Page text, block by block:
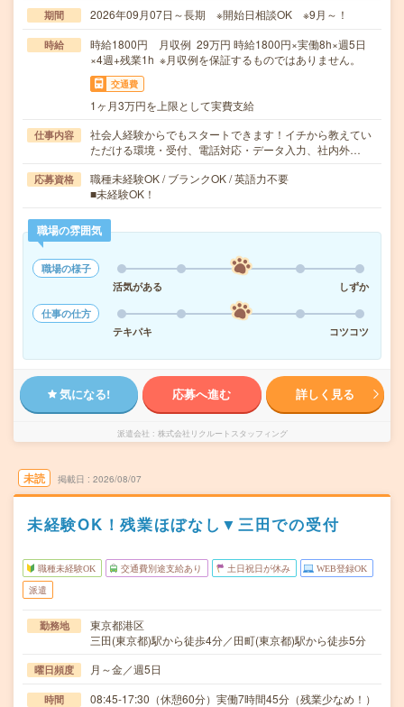
期間 2026年09月07日～長期 ※開始日相談OK ※9月～！
時給
時給1800円 月収例 29万円 時給1800円×実働8h×週5日
×4週+残業1h ※月収例を保証するものではありません。
交通費
1ヶ月3万円を上限として実費支給
仕事内容
社会人経験からでもスタートできます！イチから教えてい
ただける環境・受付、電話対応・データ入力、社内外…
応募資格
職種未経験OK / ブランクOK / 英語力不要
■未経験OK！
職場の雰囲気
職場の様子
活気がある
しずか
仕事の仕方
テキパキ
コツコツ
気になる! 応募へ進む 詳しく見る
派遣会社 株式会社リクルートスタッフィング
未読 掲載日 2026/08/07
未経験OK！残業ほぼなし▼三田での受付
職種未経験OK 交通費別途支給あり 土日祝日が休み WEB登録OK
派遣
勤務地
東京都港区
三田(東京都)駅から徒歩4分／田町(東京都)駅から徒歩5分
曜日頻度 月～金／週5日
時間 08:45-17:30（休憩60分）実働7時間45分（残業少なめ！）